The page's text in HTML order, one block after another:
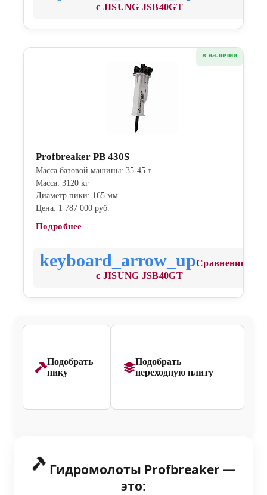
с JISUNG JSB40GT
в наличии
Profbreaker PB 430S
Масса базовой машины: 35-45 т
Масса: 3120 кг
Диаметр пики: 165 мм
Цена: 1 787 000 руб.
Подробнее
Сравнение
с JISUNG JSB40GT
Подобрать
пику
Подобрать
переходную плиту
Гидромолоты Profbreaker —
это: